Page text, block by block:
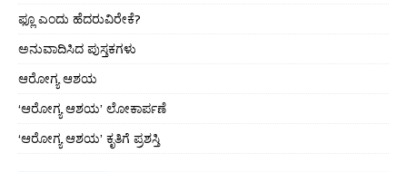
ಫ್ಲೂ ಎಂದು ಹೆದರುವಿರೇಕೆ?
ಅನುವಾದಿಸಿದ ಪುಸ್ತಕಗಳು
ಆರೋಗ್ಯ ಆಶಯ
‘ಆರೋಗ್ಯ ಆಶಯ’ ಲೋಕಾರ್ಪಣೆ
‘ಆರೋಗ್ಯ ಆಶಯ’ ಕೃತಿಗೆ ಪ್ರಶಸ್ತಿ